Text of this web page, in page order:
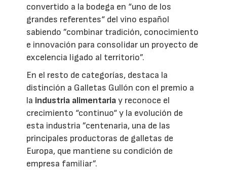
convertido a la bodega en “uno de los
grandes referentes“ del vino español
sabiendo ”combinar tradición, conocimiento
e innovación para consolidar un proyecto de
excelencia ligado al territorio”.
En el resto de categorías, destaca la
distinción a Galletas Gullón con el premio a
la industria alimentariay reconoce el
crecimiento “continuo“ y la evolución de
esta industria ”centenaria, una de las
principales productoras de galletas de
Europa, que mantiene su condición de
empresa familiar”.